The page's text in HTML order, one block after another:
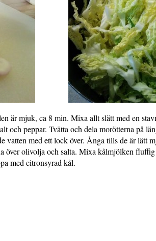
är mjuk, ca 8 min. Mixa allt slätt med en
och peppar. Tvätta och dela morötterna på
vatten med ett lock över. Ånga tills de är lätt
över olivolja och salta. Mixa kålmjölken
med citronsyrad kål.